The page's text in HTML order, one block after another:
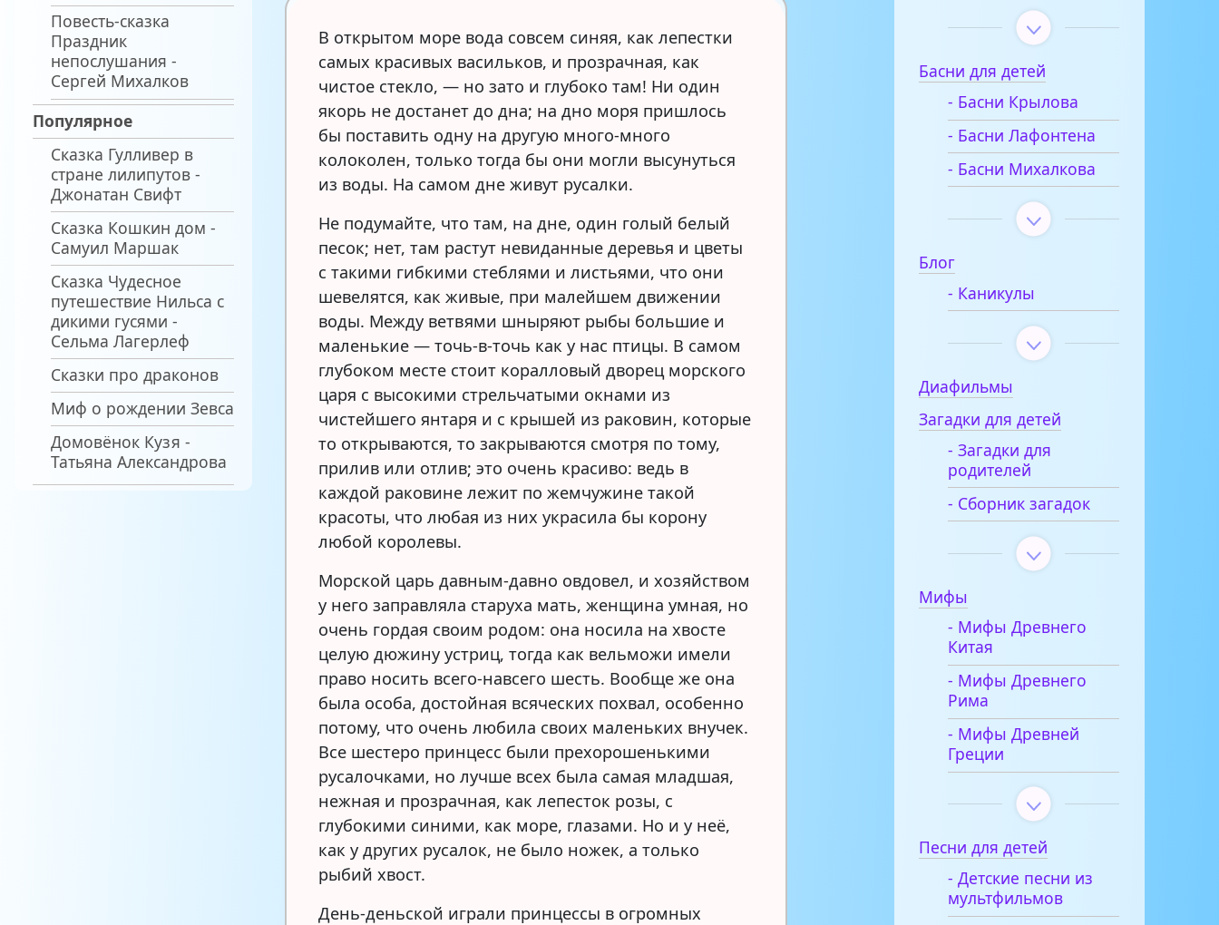
Повесть-сказка
Праздник
непослушания -
Сергей Михалков
Популярное
Сказка Гулливер в
стране лилипутов -
Джонатан Свифт
Сказка Кошкин дом -
Самуил Маршак
Сказка Чудесное
путешествие Нильса с
дикими гусями -
Сельма Лагерлеф
Сказки про драконов
Миф о рождении Зевса
Домовёнок Кузя -
Татьяна Александрова
В открытом море вода совсем синяя, как лепестки
самых красивых васильков, и прозрачная, как
чистое стекло, — но зато и глубоко там! Ни один
якорь не достанет до дна; на дно моря пришлось
бы поставить одну на другую много-много
колоколен, только тогда бы они могли высунуться
из воды. На самом дне живут русалки.
Не подумайте, что там, на дне, один голый белый
песок; нет, там растут невиданные деревья и цветы
с такими гибкими стеблями и листьями, что они
шевелятся, как живые, при малейшем движении
воды. Между ветвями шныряют рыбы большие и
маленькие — точь-в-точь как у нас птицы. В самом
глубоком месте стоит коралловый дворец морского
царя с высокими стрельчатыми окнами из
чистейшего янтаря и с крышей из раковин, которые
то открываются, то закрываются смотря по тому,
прилив или отлив; это очень красиво: ведь в
каждой раковине лежит по жемчужине такой
красоты, что любая из них украсила бы корону
любой королевы.
Морской царь давным-давно овдовел, и хозяйством
у него заправляла старуха мать, женщина умная, но
очень гордая своим родом: она носила на хвосте
целую дюжину устриц, тогда как вельможи имели
право носить всего-навсего шесть. Вообще же она
была особа, достойная всяческих похвал, особенно
потому, что очень любила своих маленьких внучек.
Все шестеро принцесс были прехорошенькими
русалочками, но лучше всех была самая младшая,
нежная и прозрачная, как лепесток розы, с
глубокими синими, как море, глазами. Но и у неё,
как у других русалок, не было ножек, а только
рыбий хвост.
День-деньской играли принцессы в огромных
Басни для детей
- Басни Крылова
- Басни Лафонтена
- Басни Михалкова
Блог
- Каникулы
Диафильмы
Загадки для детей
- Загадки для
родителей
- Сборник загадок
Мифы
- Мифы Древнего
Китая
- Мифы Древнего
Рима
- Мифы Древней
Греции
Песни для детей
- Детские песни из
мультфильмов